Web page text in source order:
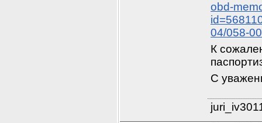
obd-
04/058-
К
С